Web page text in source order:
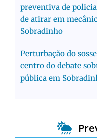
preventiva de
de atirar em
Sobradinho
Perturbação do
centro do debate
pública em